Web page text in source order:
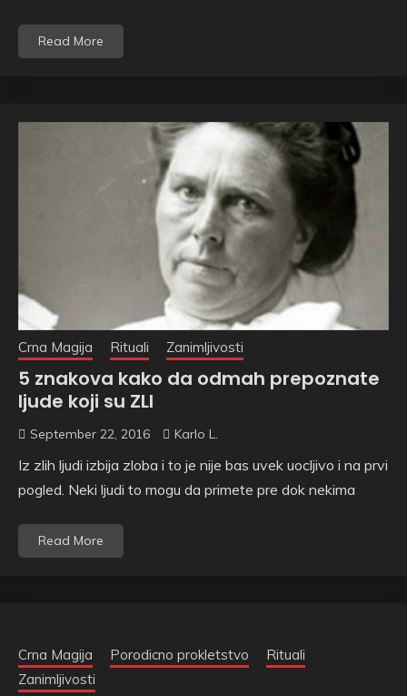
Read More
Crna Magija Rituali Zanimljivosti
5 znakova kako da odmah prepoznate
ljude koji su ZLI
September 22, 2016 Karlo L.
Iz zlih ljudi izbija zloba i to je nije bas uvek uocljivo i na prvi
pogled. Neki ljudi to mogu da primete pre dok nekima
Read More
Crna Magija Porodicno prokletstvo
Rituali
Zanimljivosti